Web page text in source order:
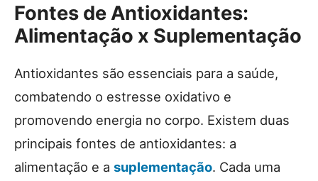
Fontes de Antioxidantes:
Alimentação x Suplementação
Antioxidantes são essenciais para a saúde,
combatendo o estresse oxidativo e
promovendo energia no corpo. Existem duas
principais fontes de antioxidantes: a
alimentação e a suplementação. Cada uma